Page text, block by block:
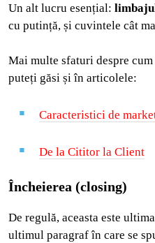
Un alt lucru esențial:
cu putință, și cuvintele cât
Mai multe sfaturi despre
puteți găsi și în articolele:
Caracteristici de
De la Cititor la Client
Încheierea (closing)
De regulă, aceasta este
ultimul paragraf în care se